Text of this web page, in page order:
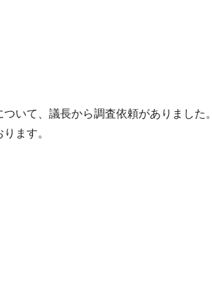
いて、議長から調査依頼がありました。
ます。